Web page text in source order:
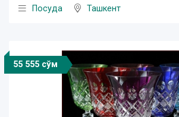
Посуда Ташкент
55 555 сўм